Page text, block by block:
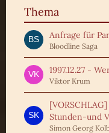
Thema
Anfrage für
Bloodline Saga
1997.12.27 -
Viktor Krum
Stunden-und
Simon Georg